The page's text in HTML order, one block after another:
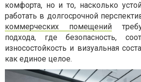
комфорта, но и то, насколько
работать в долгосрочной
коммерческих помещений
подхода, где безопасность,
износостойкость и визуальная
как единое целое.